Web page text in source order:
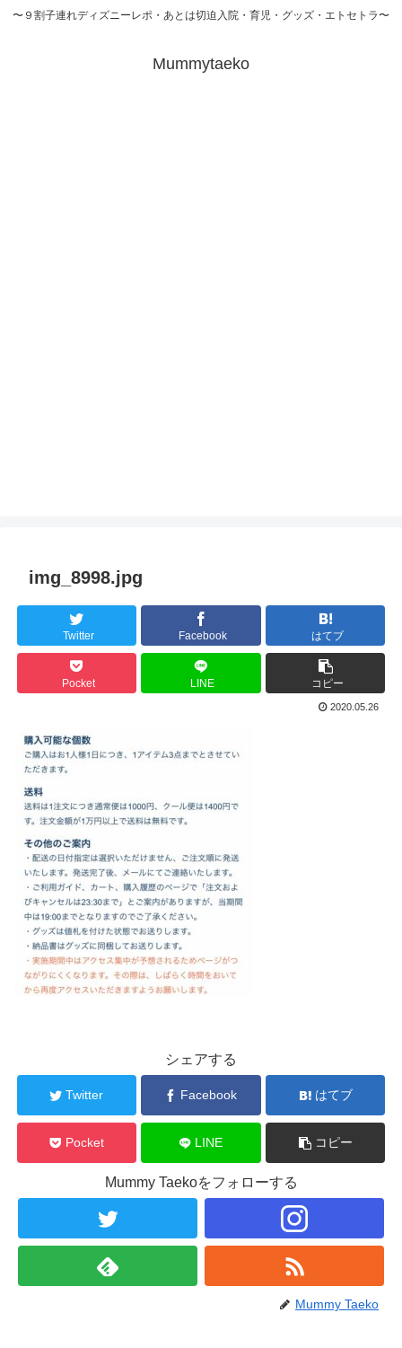
〜９割子連れディズニーレポ・あとは切迫入院・育児・グッズ・エトセトラ〜
Mummytaeko
img_8998.jpg
Twitter Facebook はてブ
Pocket LINE コピー
2020.05.26
シェアする
Twitter Facebook はてブ
Pocket LINE コピー
Mummy Taekoをフォローする
Mummy Taeko